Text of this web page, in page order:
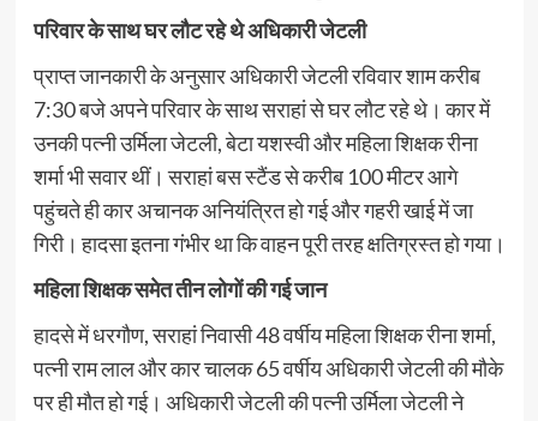
परिवार के साथ घर लौट रहे थे अधिकारी जेटली
प्राप्त जानकारी के अनुसार अधिकारी जेटली रविवार शाम करीब
7:30 बजे अपने परिवार के साथ सराहां से घर लौट रहे थे। कार में
उनकी पत्नी उर्मिला जेटली, बेटा यशस्वी और महिला शिक्षक रीना
शर्मा भी सवार थीं। सराहां बस स्टैंड से करीब 100 मीटर आगे
पहुंचते ही कार अचानक अनियंत्रित हो गई और गहरी खाई में जा
गिरी। हादसा इतना गंभीर था कि वाहन पूरी तरह क्षतिग्रस्त हो गया।
महिला शिक्षक समेत तीन लोगों की गई जान
हादसेमें धरगौण, सराहां निवासी 48 वर्षीय महिला शिक्षक रीना शर्मा,
पत्नी राम लाल और कार चालक 65 वर्षीय अधिकारी जेटली की मौके
पर ही मौत हो गई। अधिकारी जेटली की पत्नी उर्मिला जेटली ने